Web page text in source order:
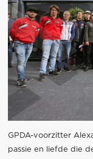
GPDA-voorzitter
passie en liefde die